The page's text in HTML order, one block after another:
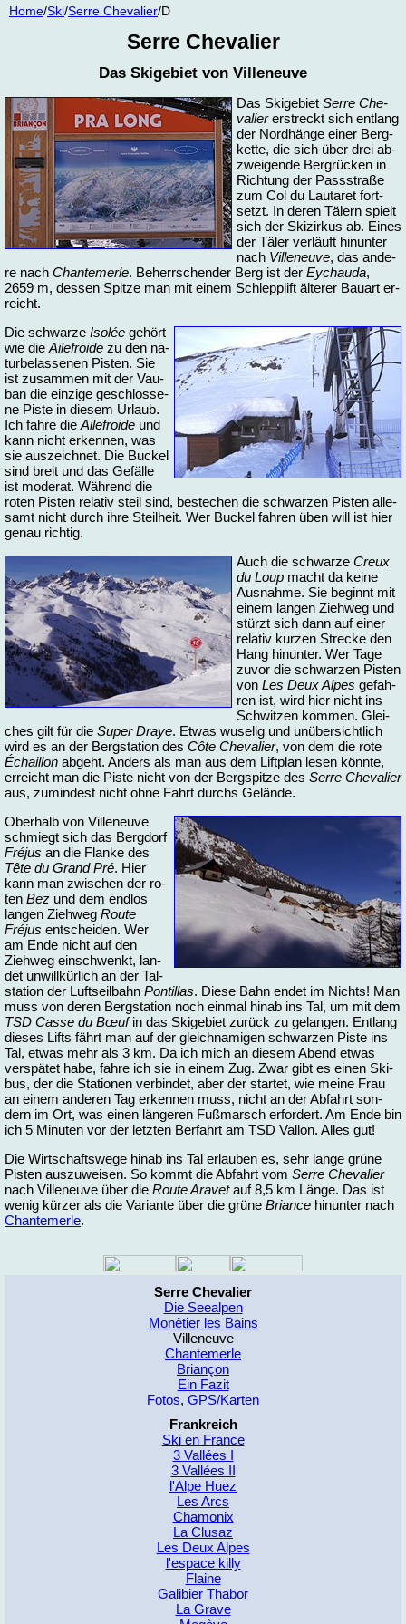
Home/Ski/Ser­re Che­va­lier/D
Ser­re Che­va­lier
Das Ski­ge­biet von Vil­le­neu­ve
Das Ski­ge­biet Ser­re Che­
va­lierer­streckt sich ent­lang
der Nord­hän­ge ei­ner Berg­
ket­te, die sich über drei ab­
zwei­gen­de Berg­rüc­ken in
Rich­tung der Pass­stra­ße
zum Col du Lau­ta­ret fort­
setzt. In de­ren Tä­lern spielt
sich der Skizir­kus ab. Ei­nes
der Tä­ler ver­läuft hin­un­ter
nach Vil­le­neu­ve, das an­de­
re nach Chan­te­mer­le. Be­herr­schen­der Berg ist der Ey­chau­da,
2659 m, des­sen Spit­ze man mit ei­nem Schlepp­lift äl­te­rer Bau­art er­
reicht.
Die schwar­ze Isolée ge­hört
wie die Ai­le­fro­i­de zu den na­
tur­be­las­se­nen Pis­ten. Sie
ist zu­sam­men mit der Vau­
ban die ein­zi­ge ge­schlos­se­
ne Pis­te in die­sem Ur­laub.
Ich fah­re die Ai­le­fro­i­de und
kann nicht er­ken­nen, was
sie aus­zeich­net. Die Bu­ckel
sind breit und das Ge­fäl­le
ist mo­de­rat. Wäh­rend die
ro­ten Pis­ten re­la­tiv steil sind, be­ste­chen die schwar­zen Pis­ten al­le­
samt nicht durch ih­re Steil­heit. Wer Bu­ckel fah­ren üben will ist hier
ge­nau rich­tig.
Auch die schwar­ze Creux
du Loup macht da kei­ne
Aus­nah­me. Sie be­ginnt mit
ei­nem lan­gen Zieh­weg und
stürzt sich dann auf ei­ner
re­la­tiv kur­zen Stre­cke den
Hang hin­un­ter. Wer Ta­ge
zu­vor die schwar­zen Pis­ten
von Les Deux Al­pes ge­fah­
ren ist, wird hier nicht ins
Schwit­zen kom­men. Glei­
ches gilt für die Su­per Draye. Et­was wu­se­lig und un­über­sicht­lich
wird es an der Berg­sta­ti­on des Côte Che­va­lier, von dem die ro­te
Échail­lon ab­ge­ht. An­ders als man aus dem Lift­plan le­sen könn­te,
er­reicht man die Pis­te nicht von der Berg­spit­ze des Ser­re Che­va­lier
aus, zu­min­dest nicht oh­ne Fahrt durchs Ge­län­de.
Ober­halb von Vil­le­neu­ve
schmiegt sich das Berg­dorf
Fréjus an die Flan­ke des
Tête du Grand Pré. Hier
kann man zwi­schen der ro­
ten Bez und dem end­los
lan­gen Zieh­weg Rou­te
Fréjus ent­schei­den. Wer
am En­de nicht auf den
Zieh­weg ein­schwenkt, lan­
det un­will­kür­lich an der Tal­
sta­ti­on der Luft­seil­bahn Pon­til­las. Die­se Bahn en­det im Nichts! Man
muss von de­ren Berg­sta­ti­on noch ein­mal hin­ab ins Tal, um mit dem
TSD Cas­se du Bœufin das Ski­ge­biet zu­rück zu ge­lan­gen. Ent­lang
die­ses Lifts fährt man auf der gleich­na­mi­gen schwar­zen Pis­te ins
Tal, et­was mehr als 3 km. Da ich mich an die­sem Abend et­was
ver­spä­tet ha­be, fah­re ich sie in ei­nem Zug. Zwar gibt es ei­nen Ski­
bus, der die Sta­tio­nen ver­bin­det, aber der star­tet, wie mei­ne Frau
an ei­nem an­de­ren Tag er­ken­nen muss, nicht an der Ab­fahrt son­
dern im Ort, was ei­nen län­ge­ren Fuß­marsch er­for­dert. Am En­de bin
ich 5 Mi­nu­ten vor der letz­ten Ber­fahrt am TSD Val­lon. Al­les gut!
Die Wirt­schafts­we­ge hin­ab ins Tal er­lau­ben es, sehr lan­ge grü­ne
Pis­ten aus­zu­wei­sen. So kommt die Ab­fahrt vom Ser­re Che­va­lier
nach Vil­le­neu­ve über die Rou­te Ara­vetauf 8,5 km Län­ge. Das ist
we­nig kür­zer als die Va­ri­an­te über die grü­ne Brian­ce hin­un­ter nach
Chan­te­mer­le.
Serre Chevalier
Die Seealpen
Monêtier les Bains
Villeneuve
Chantemerle
Briançon
Ein Fazit
Fotos, GPS/Karten
Frankreich
Ski en France
3 Vallées I
3 Vallées II
l'Alpe Huez
Les Arcs
Chamonix
La Clusaz
Les Deux Alpes
l'espace killy
Flaine
Galibier Thabor
La Grave